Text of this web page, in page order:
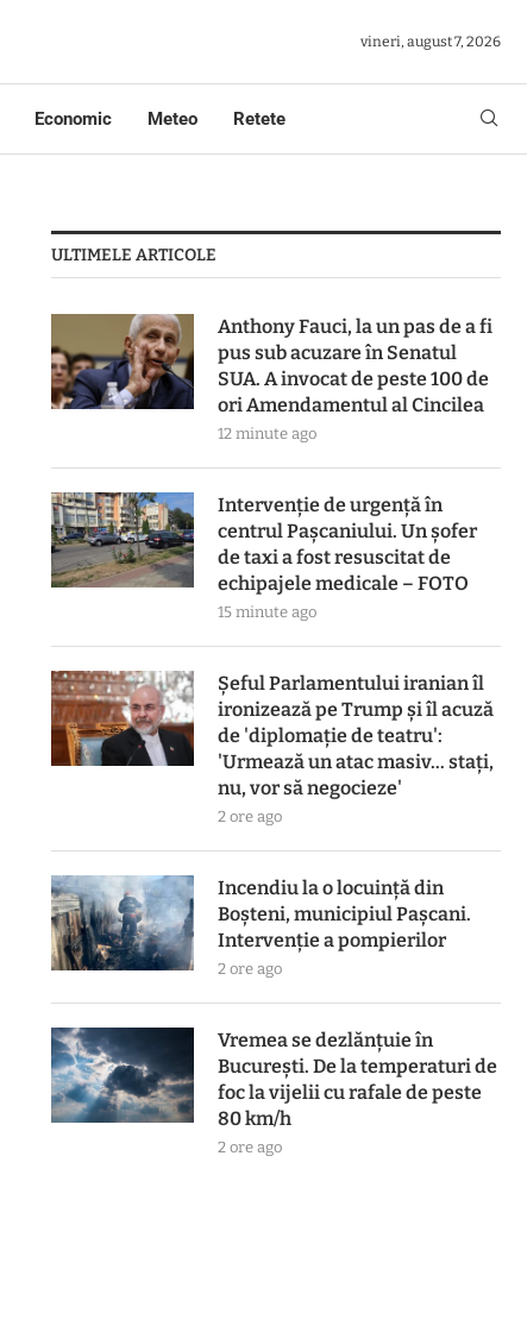
vineri, august 7, 2026
Economic Meteo Retete
ULTIMELE ARTICOLE
Anthony Fauci, la un pas de a fi
pus sub acuzare în Senatul
SUA. A invocat de peste 100 de
ori Amendamentul al Cincilea
12 minute ago
Intervenție de urgență în
centrul Pașcaniului. Un șofer
de taxi a fost resuscitat de
echipajele medicale – FOTO
15 minute ago
Șeful Parlamentului iranian îl
ironizează pe Trump și îl acuză
de 'diplomație de teatru':
'Urmează un atac masiv… stați,
nu, vor să negocieze'
2 ore ago
Incendiu la o locuință din
Boșteni, municipiul Pașcani.
Intervenție a pompierilor
2 ore ago
Vremea se dezlănțuie în
București. De la temperaturi de
foc la vijelii cu rafale de peste
80 km/h
2 ore ago